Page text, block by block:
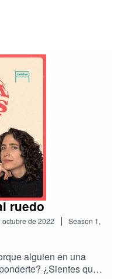
por Camino.
como
@somos_camino y
ruedo
de 2022 | Season 1,
alguien en una
¿Sientes que